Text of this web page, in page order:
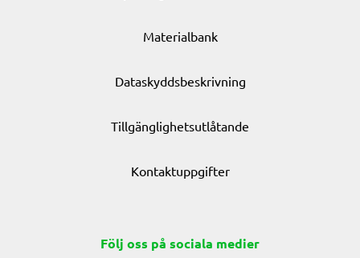
Materialbank
Dataskyddsbeskrivning
Tillgänglighetsutlåtande
Kontaktuppgifter
Följ oss på sociala medier